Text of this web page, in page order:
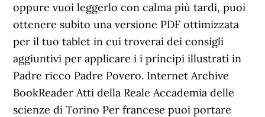
oppure vuoi leggerlo con calma più tardi, puoi
ottenere subito una versione PDF ottimizzata
per il tuo tablet in cui troverai dei consigli
aggiuntivi per applicare i i principi illustrati in
Padre ricco Padre Povero. Internet Archive
BookReader Atti della Reale Accademia delle
scienze di Torino Per francese puoi portare